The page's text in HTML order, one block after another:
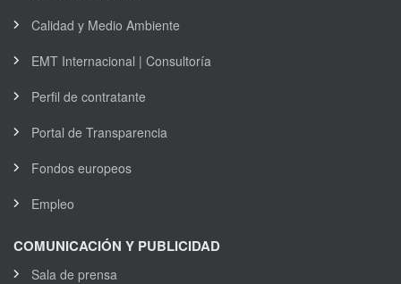
Calidad y Medio Ambiente
EMT Internacional | Consultoría
Perfil de contratante
Portal de Transparencia
Fondos europeos
Empleo
COMUNICACIÓN Y PUBLICIDAD
Sala de prensa